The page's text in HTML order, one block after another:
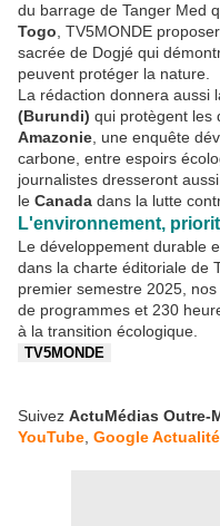
du barrage de Tanger Med
Togo , TV5MONDE
sacrée de Dogjé qui
peuvent protéger la nature.
La rédaction donnera aussi
(Burundi) qui protègent les
Amazonie , une enquête
carbone, entre espoirs
journalistes dresseront
le Canada dans la lutte
L'environnement,
Le développement durable
dans la charte éditoriale de
premier semestre 2025,
de programmes et 230
à la transition écologique.
TV5MONDE
Suivez ActuMédias Outre-
YouTube Google